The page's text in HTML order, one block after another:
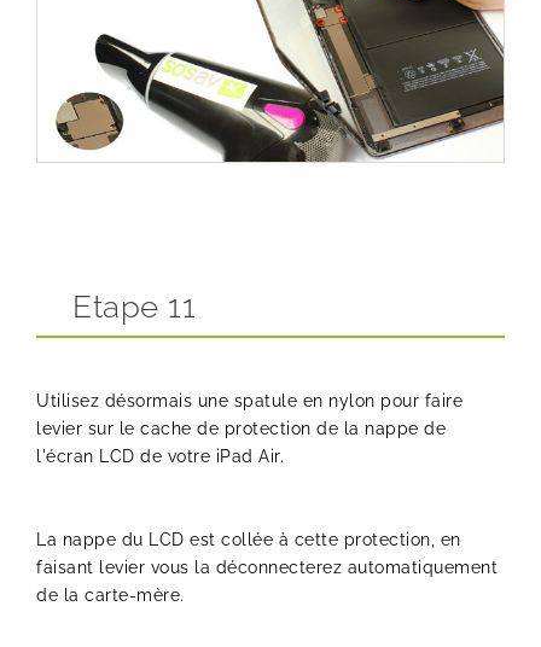
Etape 11
Utilisez désormais une spatule en nylon pour faire
levier sur le cache de protection de la nappe de
l'écran LCD de votre iPad Air.
La nappe du LCD est collée à cette protection, en
faisant levier vous la déconnecterez automatiquement
de la carte-mère.